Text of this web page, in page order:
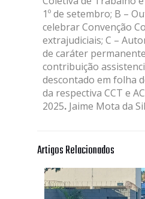
1º de setembro; B –
celebrar Convenção
extrajudiciais; C –
de caráter
contribuição
descontado em folha
da respectiva CCT e
2025. Jaime Mota da
Artigos Relacionados